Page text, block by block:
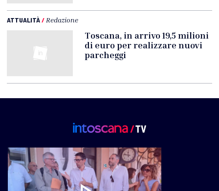
ATTUALITÀ/ Redazione
Toscana, in arrivo 19,5 milioni
di euro per realizzare nuovi
parcheggi